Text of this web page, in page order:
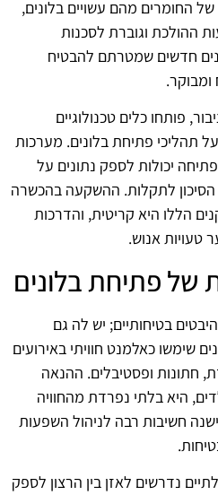
החומרים מהם עשויים בלונים,
ההולכת וגוברת לסכנות
חדשים שמטרתם להבטיח
פותחו כלים טכנולוגיים
תהליכי פתיחת בלונים. מערכות
יכולות לספק נתונים על
לתקלות. ההשקעה בהכשרה
הללו היא קריטית, והדרכות
טעויות אנוש.
של פתיחת בלונים
בטיחותיים; יש לה גם
שימשו כאלמנט חוויתי באירועים
חתונות ופסטיבלים. ההנאה
היא בלתי נפרדת מהחוויה
חשיבות רבה לניהול השפעות
נדרשים לאזן בין הרצון לספק